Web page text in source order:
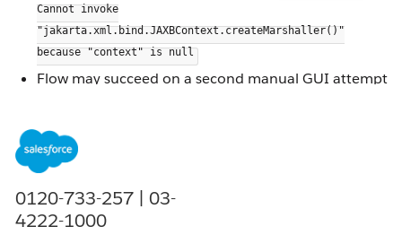
Cannot invoke
"jakarta.xml.bind.JAXBContext.createMarshaller()"
because "context" is null
Flow may succeed on a second manual GUI attempt
flow are unaffected
Updating the
resolve the issue
The issue occurred specifically when using a direct
0120-733-257 | 03-
4222-1000